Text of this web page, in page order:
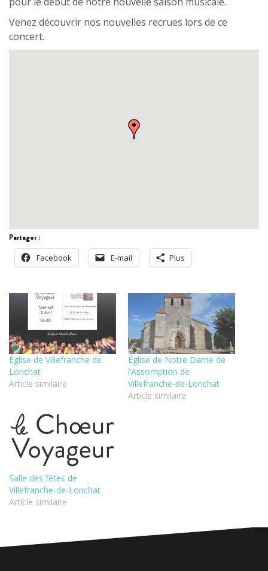
Venez découvrir nos nouvelles recrues lors de ce
concert.
Partager :
Facebook
E-mail Plus
Église de Villefranche de
Lonchat
Article similaire
Église de Notre Dame de
l’Assomption de
Villefranche-de-Lonchat
Article similaire
Salle des fêtes de
Villefranche-de-Lonchat
Article similaire